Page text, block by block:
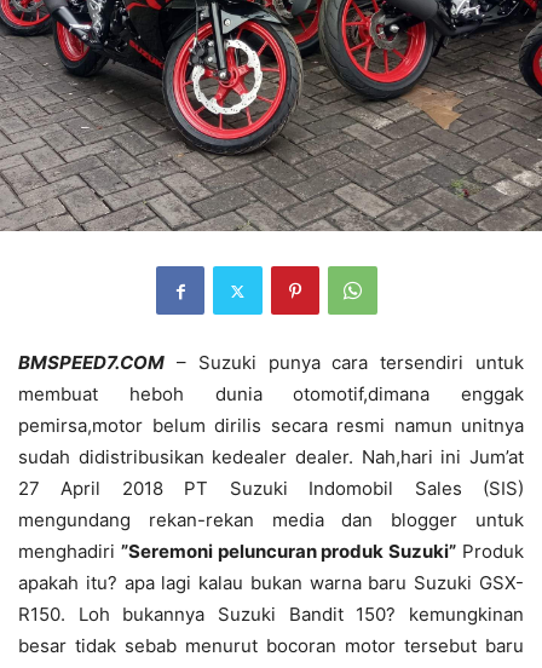
BMSPEED7.COM – Suzuki punya cara tersendiri untuk
membuat heboh dunia otomotif,dimana enggak
pemirsa,motor belum dirilis secara resmi namun unitnya
sudah didistribusikan kedealer dealer. Nah,hari ini Jum’at
27 April 2018 PT Suzuki Indomobil Sales (SIS)
mengundang rekan-rekan media dan blogger untuk
menghadiri ”Seremoni peluncuran produk Suzuki” Produk
apakah itu? apa lagi kalau bukan warna baru Suzuki GSX-
R150. Loh bukannya Suzuki Bandit 150? kemungkinan
besar tidak sebab menurut bocoran motor tersebut baru